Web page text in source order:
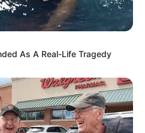
As A Real-Life Tragedy